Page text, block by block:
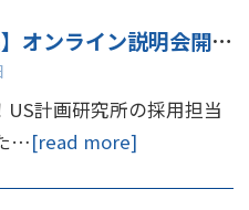
【新卒募集】オンライン説明会開催のお知らせ📢
US計画研究所の採用担当
…[read more]